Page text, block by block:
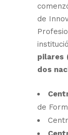
de
pilares
dos
de